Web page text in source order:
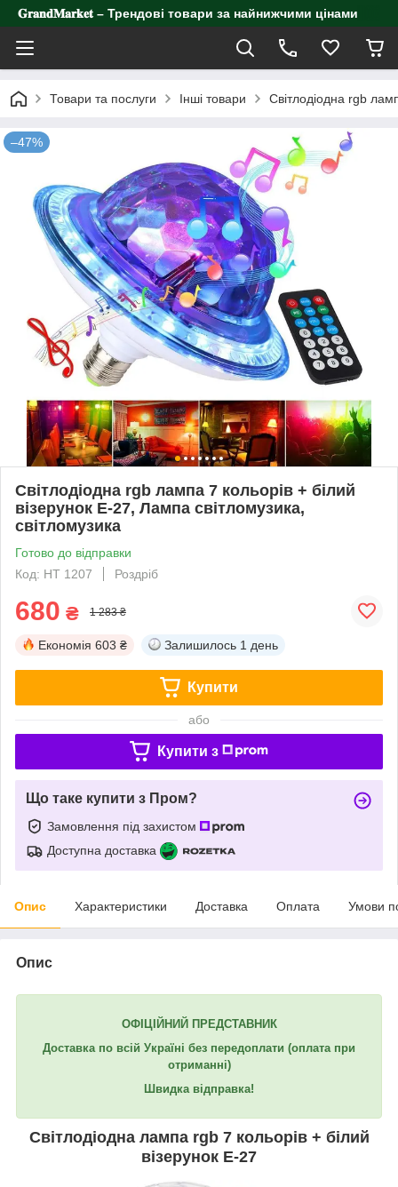
𝐆𝐫𝐚𝐧𝐝𝐌𝐚𝐫𝐤𝐞𝐭 – Трендові товари за найнижчими цінами
Товари та послуги Інші товари Світлодіодна rgb
–47%
Світлодіодна rgb лампа 7 кольорів + білий
візерунок Е-27, Лампа світломузика,
світломузика
Готово до відправки
Код: HT 1207
Роздріб
680 ₴ 1 283 ₴
Економія 603 ₴ Залишилось 1 день
Купити
або
Купити з
Що таке купити з Пром?
Замовлення під захистом
Доступна доставка
Опис Характеристики Доставка Оплата Умови
Опис
ОФІЦІЙНИЙ ПРЕДСТАВНИК
Доставка по всій Україні без передоплати (оплата при
отриманні)
Швидка відправка!
Світлодіодна лампа rgb 7 кольорів + білий
візерунок Е-27